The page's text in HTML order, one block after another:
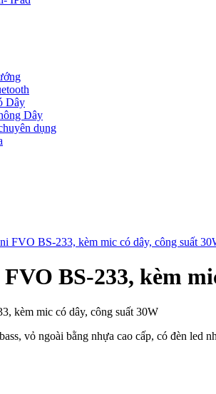
Dây
Dây
dụng
FVO BS-233, kèm mic có dây, công suất
BS-233, kèm
vỏ ngoài bằng nhựa cao cấp, có đèn led